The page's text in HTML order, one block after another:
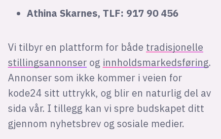
Athina Skarnes, TLF: 917 90 456
Vi tilbyr en plattform for både tradisjonelle
stillingsannonserog innholdsmarkedsføring.
Annonser som ikke kommer i veien for
kode24 sitt uttrykk, og blir en naturlig del av
sida vår. I tillegg kan vi spre budskapet ditt
gjennom nyhetsbrev og sosiale medier.